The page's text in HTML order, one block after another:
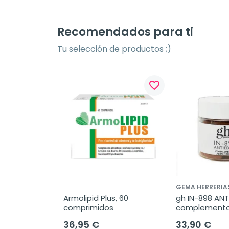
Recomendados para ti
Tu selección de productos ;)
favorite_border
Armolipid Plus, 60
comprimidos
36,95 €
GEMA
gh IN-898
33,90 €